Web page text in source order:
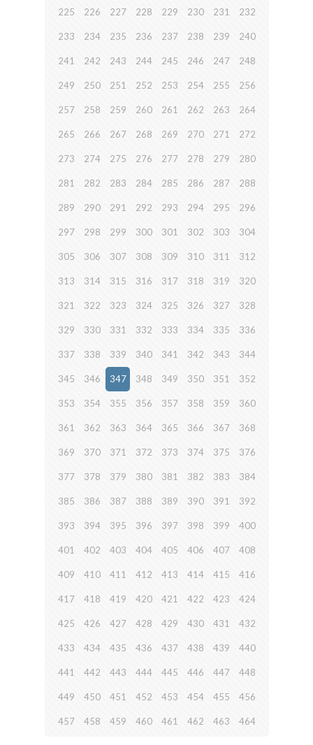
225 226 227 228 229 230 231 232
233 234 235 236 237 238 239 240
241 242 243 244 245 246 247 248
249 250 251 252 253 254 255 256
257 258 259 260 261 262 263 264
265 266 267 268 269 270 271 272
273 274 275 276 277 278 279 280
281 282 283 284 285 286 287 288
289 290 291 292 293 294 295 296
297 298 299 300 301 302 303 304
305 306 307 308 309 310 311 312
313 314 315 316 317 318 319 320
321 322 323 324 325 326 327 328
329 330 331 332 333 334 335 336
337 338 339 340 341 342 343 344
345 346 347 348 349 350 351 352
353 354 355 356 357 358 359 360
361 362 363 364 365 366 367 368
369 370 371 372 373 374 375 376
377 378 379 380 381 382 383 384
385 386 387 388 389 390 391 392
393 394 395 396 397 398 399 400
401 402 403 404 405 406 407 408
409 410 411 412 413 414 415 416
417 418 419 420 421 422 423 424
425 426 427 428 429 430 431 432
433 434 435 436 437 438 439 440
441 442 443 444 445 446 447 448
449 450 451 452 453 454 455 456
457 458 459 460 461 462 463 464